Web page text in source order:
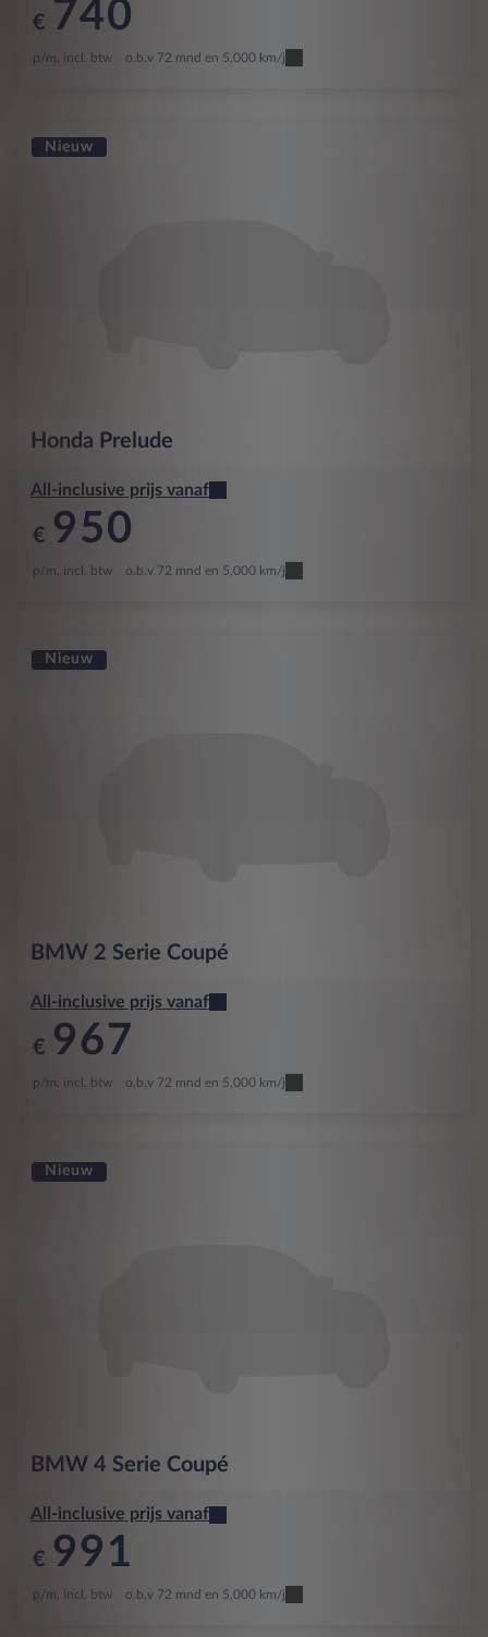
€ 740
p/m. incl. btw o.b.v 72 mnd en 5,000 km/j
Nieuw
Honda Prelude
All-inclusive prijs vanaf
€ 950
p/m. incl. btw o.b.v 72 mnd en 5,000 km/j
Nieuw
BMW 2 Serie Coupé
All-inclusive prijs vanaf
€ 967
p/m. incl. btw o.b.v 72 mnd en 5,000 km/j
Nieuw
BMW 4 Serie Coupé
All-inclusive prijs vanaf
€ 991
p/m. incl. btw o.b.v 72 mnd en 5,000 km/j